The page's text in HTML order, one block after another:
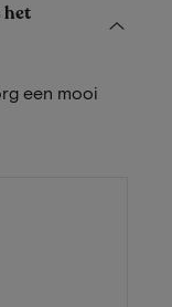
het
een mooi